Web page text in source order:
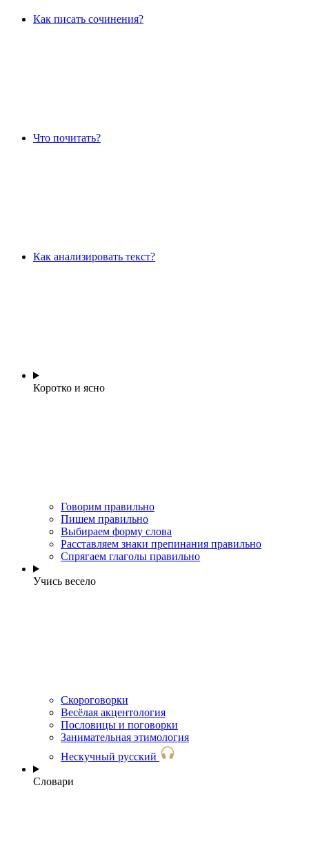
Как писать сочинения?
Что почитать?
Как анализировать текст?
Коротко и ясно
Говорим правильно
Пишем правильно
Выбираем форму слова
Расставляем знаки препинания правильно
Спрягаем глаголы правильно
Учись весело
Скороговорки
Весёлая акцентология
Пословицы и поговорки
Занимательная этимология
Нескучный русский
Словари